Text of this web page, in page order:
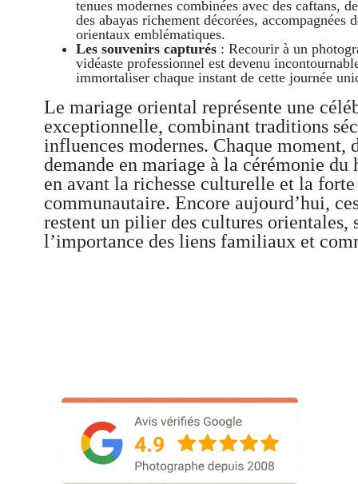
tenues modernes combinées avec des caftans,
des abayas richement décorées, accompagnées
orientaux emblématiques.
Les souvenirs capturés : Recourir à un
vidéaste professionnel est devenu
immortaliser chaque instant de cette journée
Le mariage oriental représente une
exceptionnelle, combinant traditions
influences modernes. Chaque moment,
demande en mariage à la cérémonie du
en avant la richesse culturelle et la
communautaire. Encore aujourd’hui,
restent un pilier des cultures orientales,
l’importance des liens familiaux et